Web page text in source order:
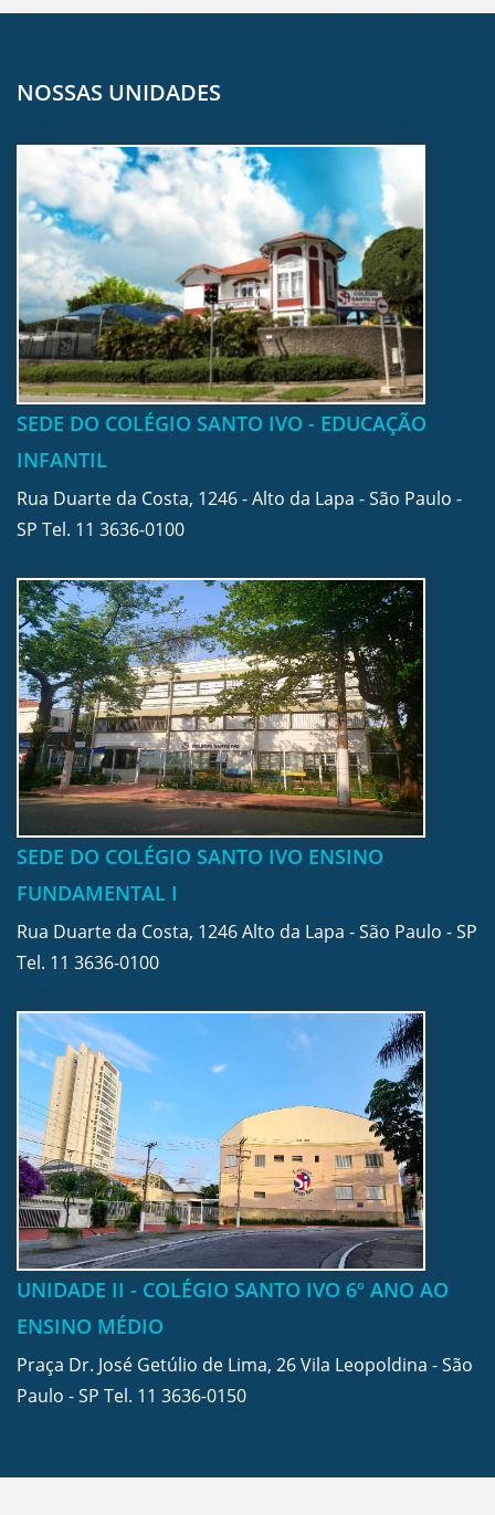
NOSSAS UNIDADES
SEDE DO COLÉGIO SANTO IVO - EDUCAÇÃO
INFANTIL
Rua Duarte da Costa, 1246 - Alto da Lapa - São Paulo -
SP Tel. 11 3636-0100
SEDE DO COLÉGIO SANTO IVO ENSINO
FUNDAMENTAL I
Rua Duarte da Costa, 1246 Alto da Lapa - São Paulo - SP
Tel. 11 3636-0100
UNIDADE II - COLÉGIO SANTO IVO 6º ANO AO
ENSINO MÉDIO
Praça Dr. José Getúlio de Lima, 26 Vila Leopoldina - São
Paulo - SP Tel. 11 3636-0150